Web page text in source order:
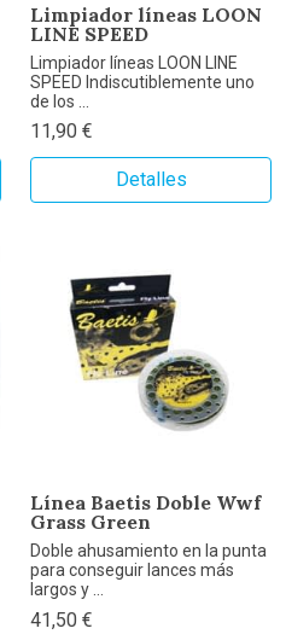
Limpiador líneas LOON
LINE SPEED
Limpiador líneas LOON LINE
SPEED Indiscutiblemente uno
de los ...
11,90 €
Detalles
Línea Baetis Doble Wwf
Grass Green
Doble ahusamiento en la punta
para conseguir lances más
largos y ...
41,50 €